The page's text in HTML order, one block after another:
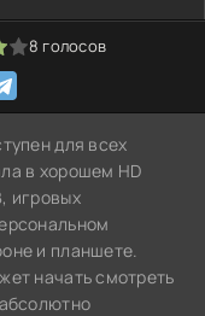
8 голосов
для всех
в хорошем HD
игровых
и планшете.
начать смотреть